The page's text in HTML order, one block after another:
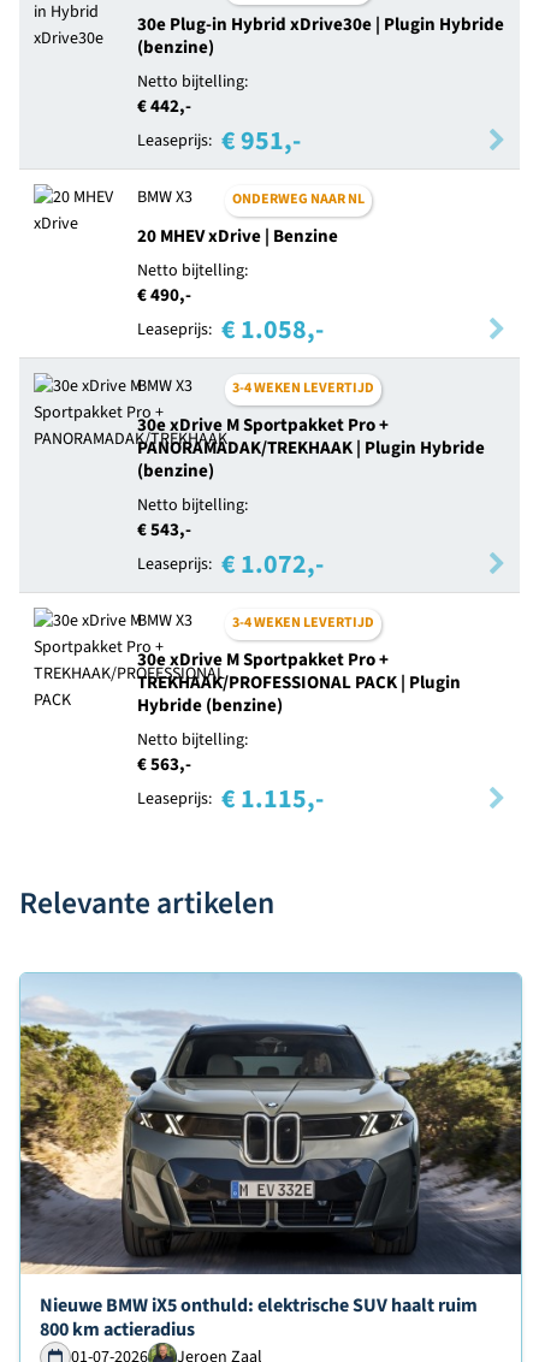
30e Plug-in Hybrid xDrive30e | Plugin Hybride
(benzine)
Netto bijtelling:
€ 442,-
Leaseprijs: € 951,-
BMW X3 ONDERWEG NAAR NL
20 MHEV xDrive | Benzine
Netto bijtelling:
€ 490,-
Leaseprijs: € 1.058,-
BMW X3 3-4 WEKEN LEVERTIJD
30e xDrive M Sportpakket Pro +
PANORAMADAK/TREKHAAK | Plugin Hybride
(benzine)
Netto bijtelling:
€ 543,-
Leaseprijs: € 1.072,-
BMW X3 3-4 WEKEN LEVERTIJD
30e xDrive M Sportpakket Pro +
TREKHAAK/PROFESSIONAL PACK | Plugin
Hybride (benzine)
Netto bijtelling:
€ 563,-
Leaseprijs: € 1.115,-
Relevante artikelen
Lees verder over
Nieuwe BMW iX5 onthuld: elektrische SUV haalt ruim
800 km actieradius
01-07-2026 Jeroen Zaal